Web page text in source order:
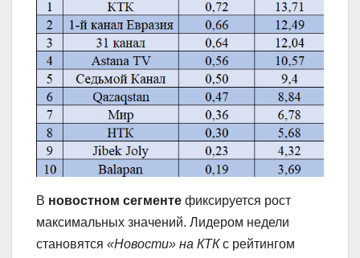
В новостном сегменте фиксируется рост
максимальных значений. Лидером недели
становятся «Новости» на КТКс рейтингом